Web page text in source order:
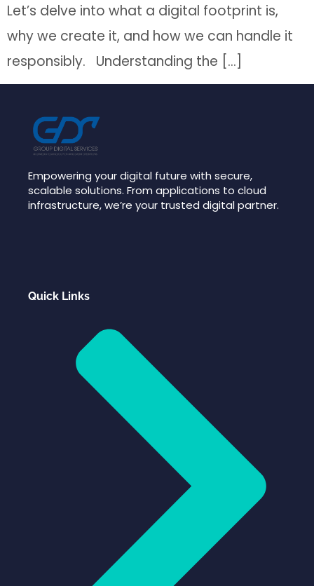
Let’s delve into what a digital footprint is,
why we create it, and how we can handle it
responsibly. Understanding the […]
Empowering your digital future with secure,
scalable solutions. From applications to cloud
infrastructure, we’re your trusted digital partner.
Quick Links